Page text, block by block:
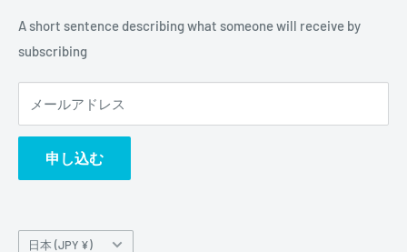
A short sentence describing what someone will receive by
subscribing
メールアドレス
申し込む
国/日本 (JPY ¥)